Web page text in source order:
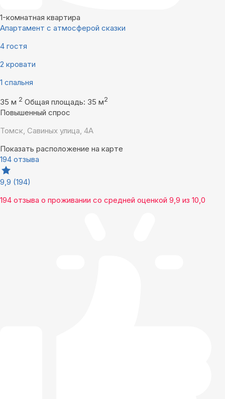
1-комнатная квартира
Апартамент с атмосферой сказки
4 гостя
2 кровати
1 спальня
35 м 2 Общая площадь: 35 м2
Повышенный спрос
Томск, Савиных улица, 4А
Показать расположение на карте
194 отзыва
9,9 (194)
194 отзыва о проживании со средней оценкой 9,9 из 10,0